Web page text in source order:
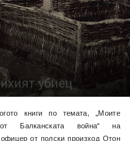
убиец
книги по темата, „Моите
Балканската война“ на
офицер от полски произход Отон